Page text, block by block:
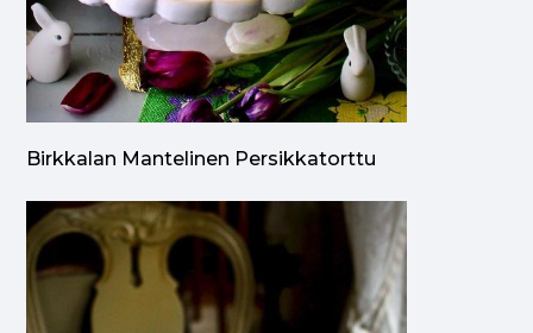
Birkkalan Mantelinen Persikkatorttu